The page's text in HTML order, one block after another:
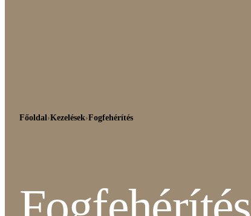
Főoldal›Kezelések›Fogfehérítés